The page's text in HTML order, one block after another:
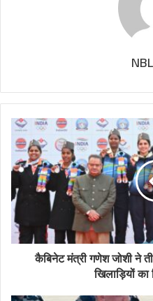
कैबिनेट मंत्री गणेश जोशी ने
खिलाड़ियों का